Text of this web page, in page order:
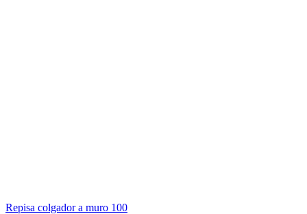
Repisa colgador a muro 100